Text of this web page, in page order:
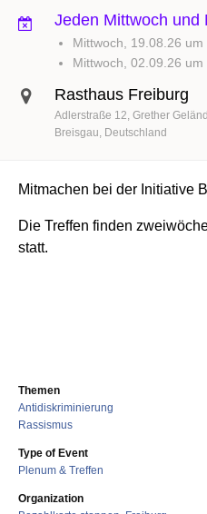
Jeden Mittwoch und
Mittwoch, 19.08.26
Mittwoch, 02.09.26
Rasthaus Freiburg
Adlerstraße 12 Grether
Breisgau Deutschland
Mitmachen bei der Initiative
Die Treffen finden
statt.
Themen
Antidiskriminierung
Rassismus
Type of Event
Plenum & Treffen
Organization